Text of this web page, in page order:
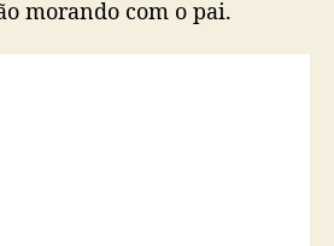
morando com o pai.